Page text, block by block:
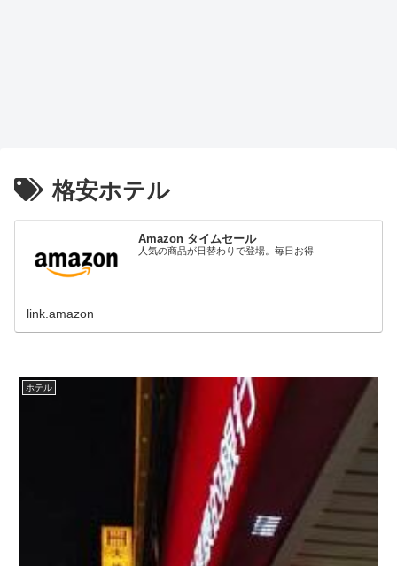
格安ホテル
Amazon タイムセール
人気の商品が日替わりで登場。毎日お得
link.amazon
ホテル